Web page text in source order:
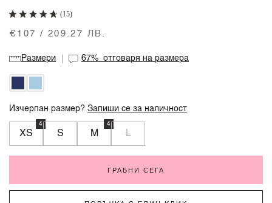
(15)
€107 / 209.27 ЛВ.
Размери 67%отговаря на размера
Изчерпан размер?Запиши се за наличност
XS
4
S M
4
L
ГРАБНИ СЕГА